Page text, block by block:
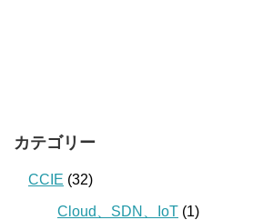
カテゴリー
CCIE (32)
Cloud、SDN、IoT (1)